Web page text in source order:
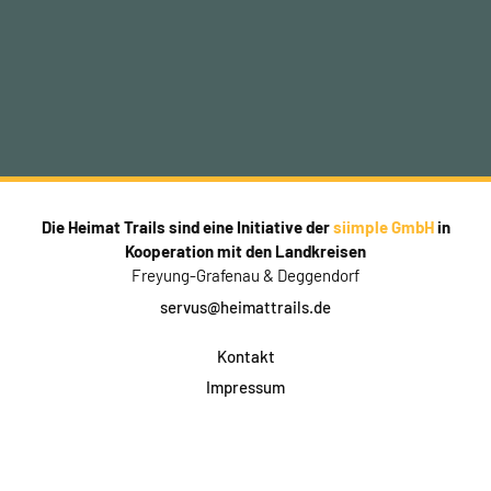
Die Heimat Trails sind eine Initiative dersiimple GmbHin
Kooperation mit den Landkreisen
Freyung-Grafenau & Deggendorf
servus@heimattrails.de
Kontakt
Impressum